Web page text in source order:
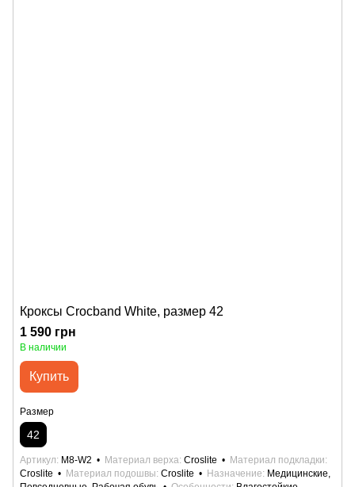
Кроксы Crocband White, размер 42
1 590 грн
В наличии
Купить
Размер
42
Артикул M8-W2 Материал верха Croslite
Материал подкладки
Croslite
Материал подошвы Croslite Назначение
Медицинские,